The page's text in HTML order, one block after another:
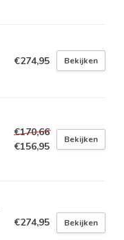
€274,95 Bekijken
€170,66
€156,95
Bekijken
€274,95 Bekijken